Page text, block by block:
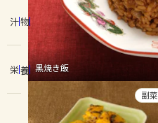
コンテンツ
レシピ
トーク
汁物
栄養 黒焼き飯
副菜